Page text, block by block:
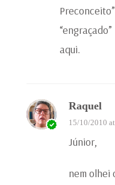
aqui.
Raquel
15/10/2010
Júnior,
nem olhei